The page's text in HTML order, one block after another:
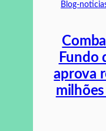
Blog-
Fundo
aprova